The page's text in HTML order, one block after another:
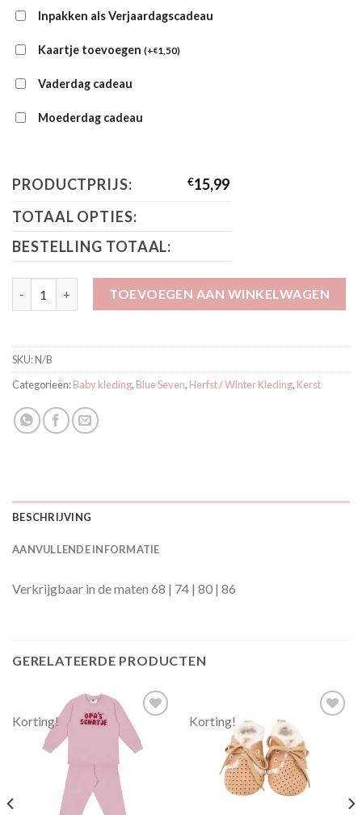
Inpakken als Verjaardagscadeau
Kaartje toevoegen (+€1,50)
Vaderdag cadeau
Moederdag cadeau
PRODUCTPRIJS: €15,99
TOTAAL OPTIES:
BESTELLING TOTAAL:
TOEVOEGEN AAN WINKELWAGEN
SKU:N/B
Categorieën:Baby kleding, Blue Seven, Herfst / Winter Kleding, Kerst
BESCHRIJVING
AANVULLENDE INFORMATIE
Verkrijgbaar in de maten 68 | 74 | 80 | 86
GERELATEERDE PRODUCTEN
Korting!
Toevoegen
verlanglijst
Korting!
Toevoegen
verlanglijst